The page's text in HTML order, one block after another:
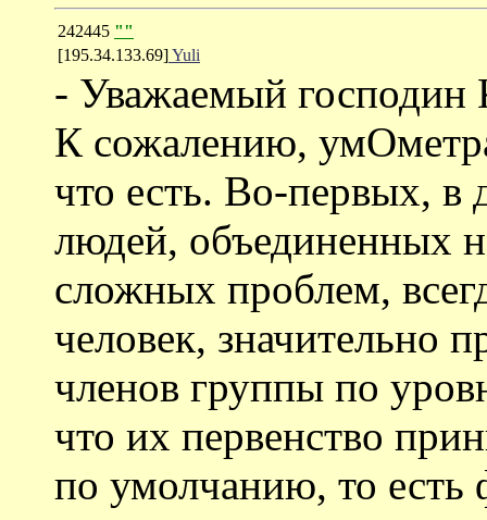
242445 ""
[195.34.133.69]Yuli
- Уважаемый господин
К сожалению,
что есть. Во-первых, в
людей, объединенных
сложных проблем,
человек, значительно
членов группы по
что их первенство
по умолчанию, то есть